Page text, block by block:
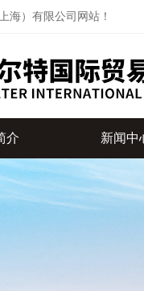
海）有限公司网站！
介 新闻中